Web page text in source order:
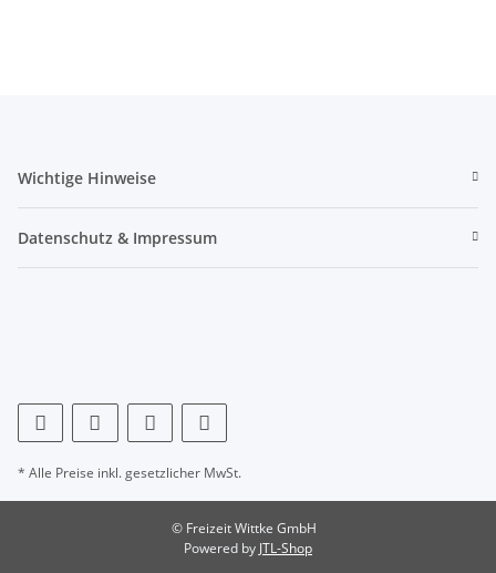
Wichtige Hinweise
Datenschutz & Impressum
* Alle Preise inkl. gesetzlicher MwSt.
© Freizeit Wittke GmbH
Powered by JTL-Shop